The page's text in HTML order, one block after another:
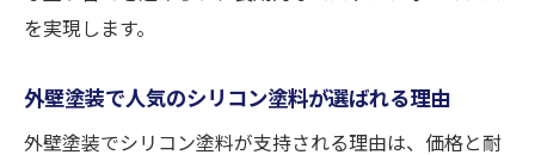
外壁塗装における1液型と2液型シリコン塗
外壁塗装で押さえたいシリコン塗料の選び
を実現します。
外壁塗装で人気のシリコン塗料が選ばれる理由
外壁塗装でシリコン塗料が支持される理由は、価格と耐